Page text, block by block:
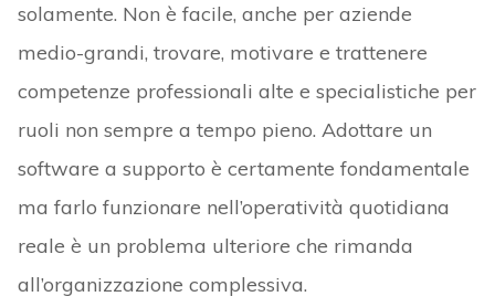
solamente. Non è facile, anche per aziende
medio-grandi, trovare, motivare e trattenere
competenze professionali alte e specialistiche per
ruoli non sempre a tempo pieno. Adottare un
software a supporto è certamente fondamentale
ma farlo funzionare nell’operatività quotidiana
reale è un problema ulteriore che rimanda
all’organizzazione complessiva.